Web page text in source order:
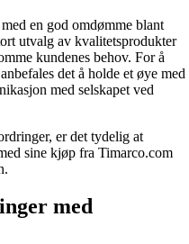
en god omdømme blant
utvalg av kvalitetsprodukter
kundenes behov. For å
det å holde et øye med
med selskapet ved
er det tydelig at
sine kjøp fra Timarco.com
med